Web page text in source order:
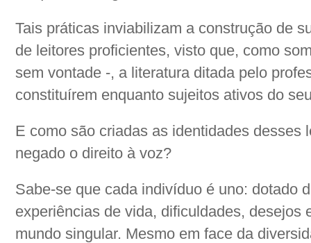
Tais práticas inviabilizam a construção de
de leitores proficientes, visto que, como
sem vontade -, a literatura ditada pelo
constituírem enquanto sujeitos ativos do
E como são criadas as identidades desses
negado o direito à voz?
Sabe-se que cada indivíduo é uno: dotado
experiências de vida, dificuldades, desejos
mundo singular. Mesmo em face da